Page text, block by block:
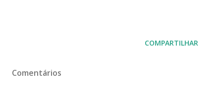
COMPARTILHAR
Comentários